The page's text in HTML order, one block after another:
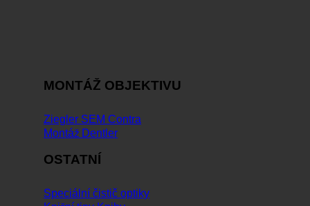
MONTÁŽ OBJEKTIVU
Ziegler SEM Contra
Montáž Dentler
OSTATNÍ
Speciální čistič optiky